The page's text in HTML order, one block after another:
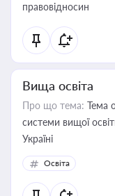
правовідносин
Вища освіта
Про що тема: Тема
системи вищої
Україні
Освіта